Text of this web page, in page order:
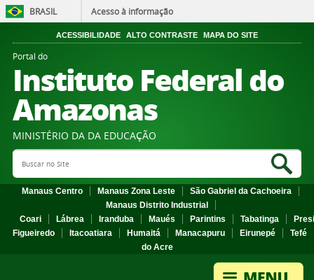
BRASIL Acesso à informação
ACESSIBILIDADE ALTO CONTRASTE MAPA DO SITE
Portal do
Instituto Federal do
Amazonas
MINISTÉRIO DA DA EDUCAÇÃO
Search Site
Manaus Centro Manaus Zona Leste
São Gabriel da Cachoeira
Manaus Distrito Industrial
Coari
Lábrea Iranduba Maués Parintins Tabatinga
Figueiredo
Itacoatiara Humaitá Manacapuru Eirunepé
Tefé
do Acre